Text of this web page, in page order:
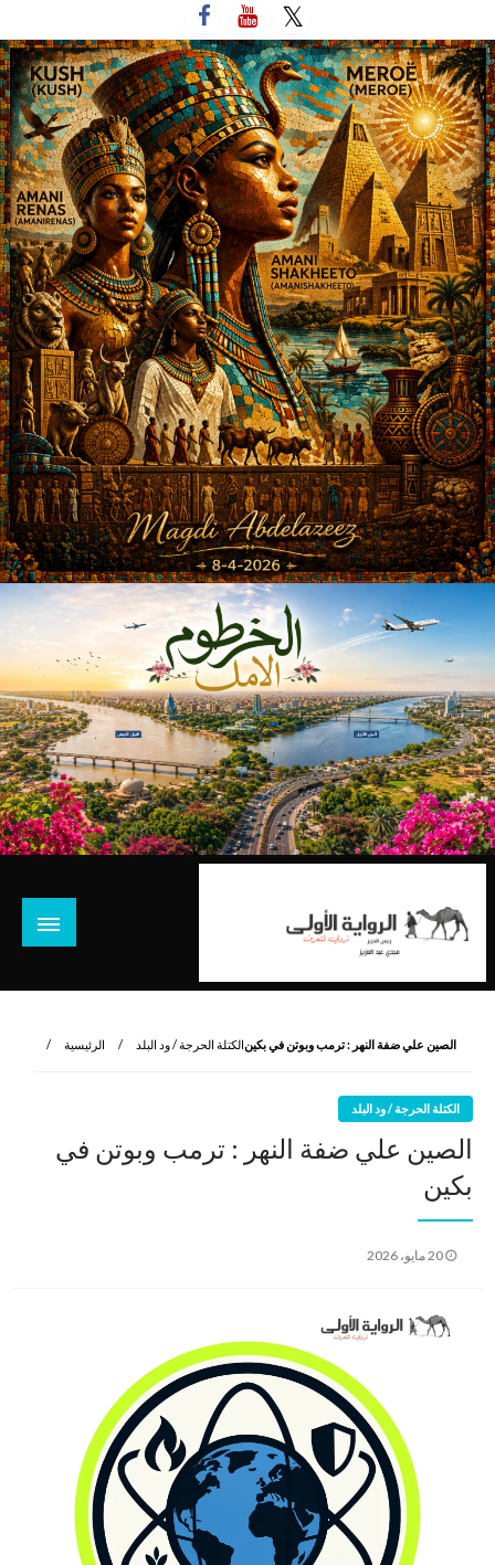
إلى
المحتوى
نروي لتعرف
الرئيسية الكتلة الحرجة / ود البلدالصين علي ضفة النهر : ترمب وبوتن في بكين
الكتلة الحرجة / ود البلد
الصين علي ضفة النهر : ترمب وبوتن في
بكين
نُشر
20 مايو، 2026